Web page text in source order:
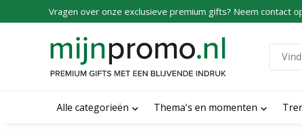
Vragen over onze exclusieve premium gifts? Neem contact
Alle categorieën Thema's en momenten